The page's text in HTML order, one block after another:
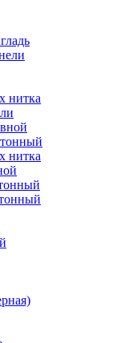
нитка
нитка